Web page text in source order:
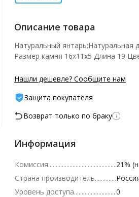
Описание товара
Натуральный янтарь;Натуральная
Размер камня 16х11х5 Длина 19
Нашли дешевле? Сообщите нам
Защита покупателя
Возврат только по браку
Информация
Комиссия
21%
Страна производитель
Уровень доступа
0